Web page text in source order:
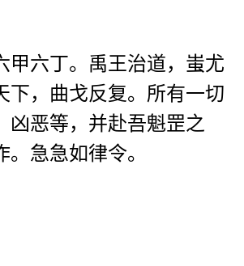
甲六丁。禹王治道，蚩尤
下，曲戈反复。所有一切
凶恶等，并赴吾魁罡之
急急如律令。